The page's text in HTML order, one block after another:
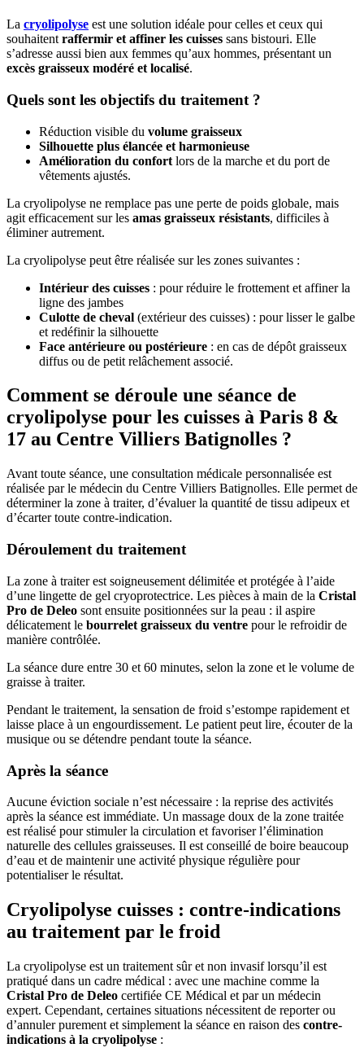
La cryolipolyse est une solution idéale pour celles et ceux qui
souhaitent raffermir et affiner les cuisses sans bistouri. Elle
s’adresse aussi bien aux femmes qu’aux hommes, présentant un
excès graisseux modéré et localisé.
Quels sont les objectifs du traitement ?
Réduction visible du volume graisseux
Silhouette plus élancée et harmonieuse
Amélioration du confort lors de la marche et du port de
vêtements ajustés.
La cryolipolyse ne remplace pas une perte de poids globale, mais
agit efficacement sur les amas graisseux résistants, difficiles à
éliminer autrement.
La cryolipolyse peut être réalisée sur les zones suivantes :
Intérieur des cuisses : pour réduire le frottement et affiner la
ligne des jambes
Culotte de cheval (extérieur des cuisses) : pour lisser le galbe
et redéfinir la silhouette
Face antérieure ou postérieure : en cas de dépôt graisseux
diffus ou de petit relâchement associé.
Comment se déroule une séance de
cryolipolyse pour les cuisses à Paris 8 &
17 au Centre Villiers Batignolles ?
Avant toute séance, une consultation médicale personnalisée est
réalisée par le médecin du Centre Villiers Batignolles. Elle permet de
déterminer la zone à traiter, d’évaluer la quantité de tissu adipeux et
d’écarter toute contre-indication.
Déroulement du traitement
La zone à traiter est soigneusement délimitée et protégée à l’aide
d’une lingette de gel cryoprotectrice. Les pièces à main de la Cristal
Pro de Deleo sont ensuite positionnées sur la peau : il aspire
délicatement le bourrelet graisseux du ventre pour le refroidir de
manière contrôlée.
La séance dure entre 30 et 60 minutes, selon la zone et le volume de
graisse à traiter.
Pendant le traitement, la sensation de froid s’estompe rapidement et
laisse place à un engourdissement. Le patient peut lire, écouter de la
musique ou se détendre pendant toute la séance.
Après la séance
Aucune éviction sociale n’est nécessaire : la reprise des activités
après la séance est immédiate. Un massage doux de la zone traitée
est réalisé pour stimuler la circulation et favoriser l’élimination
naturelle des cellules graisseuses. Il est conseillé de boire beaucoup
d’eau et de maintenir une activité physique régulière pour
potentialiser le résultat.
Cryolipolyse cuisses : contre-indications
au traitement par le froid
La cryolipolyse est un traitement sûr et non invasif lorsqu’il est
pratiqué dans un cadre médical : avec une machine comme la
Cristal Pro de Deleo certifiée CE Médical et par un médecin
expert. Cependant, certaines situations nécessitent de reporter ou
d’annuler purement et simplement la séance en raison des contre-
indications à la cryolipolyse :